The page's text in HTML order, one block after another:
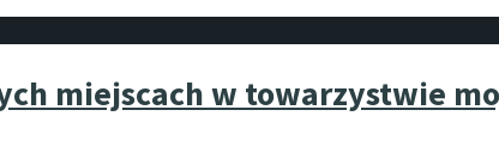
miejscach w towarzystwie